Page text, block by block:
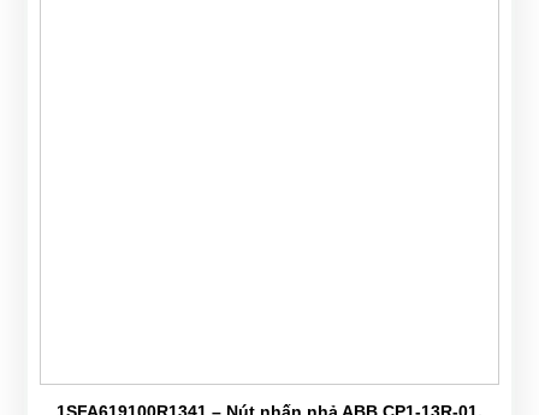
1SFA619100R1341 – Nút nhấn nhả ABB CP1-13R-01,